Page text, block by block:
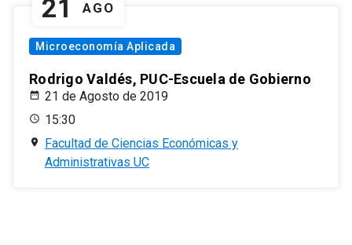
21 AGO
Microeconomía Aplicada
Rodrigo Valdés, PUC-Escuela de Gobierno
21 de Agosto de 2019
15:30
Facultad de Ciencias Económicas y
Administrativas UC